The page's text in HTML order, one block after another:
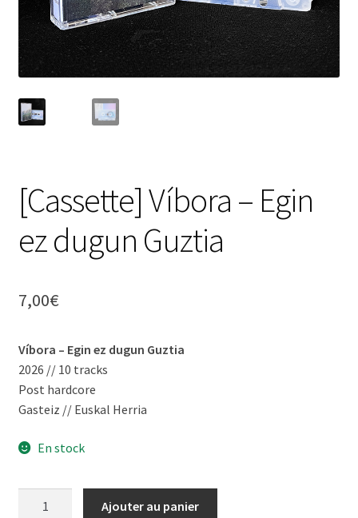
[Cassette] Víbora – Egin
ez dugun Guztia
7,00€
Víbora – Egin ez dugun Guztia
2026 // 10 tracks
Post hardcore
Gasteiz // Euskal Herria
En stock
Ajouter au panier